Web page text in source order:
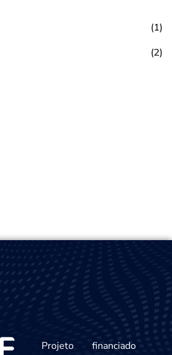
(1)
(2)
Projeto financiado